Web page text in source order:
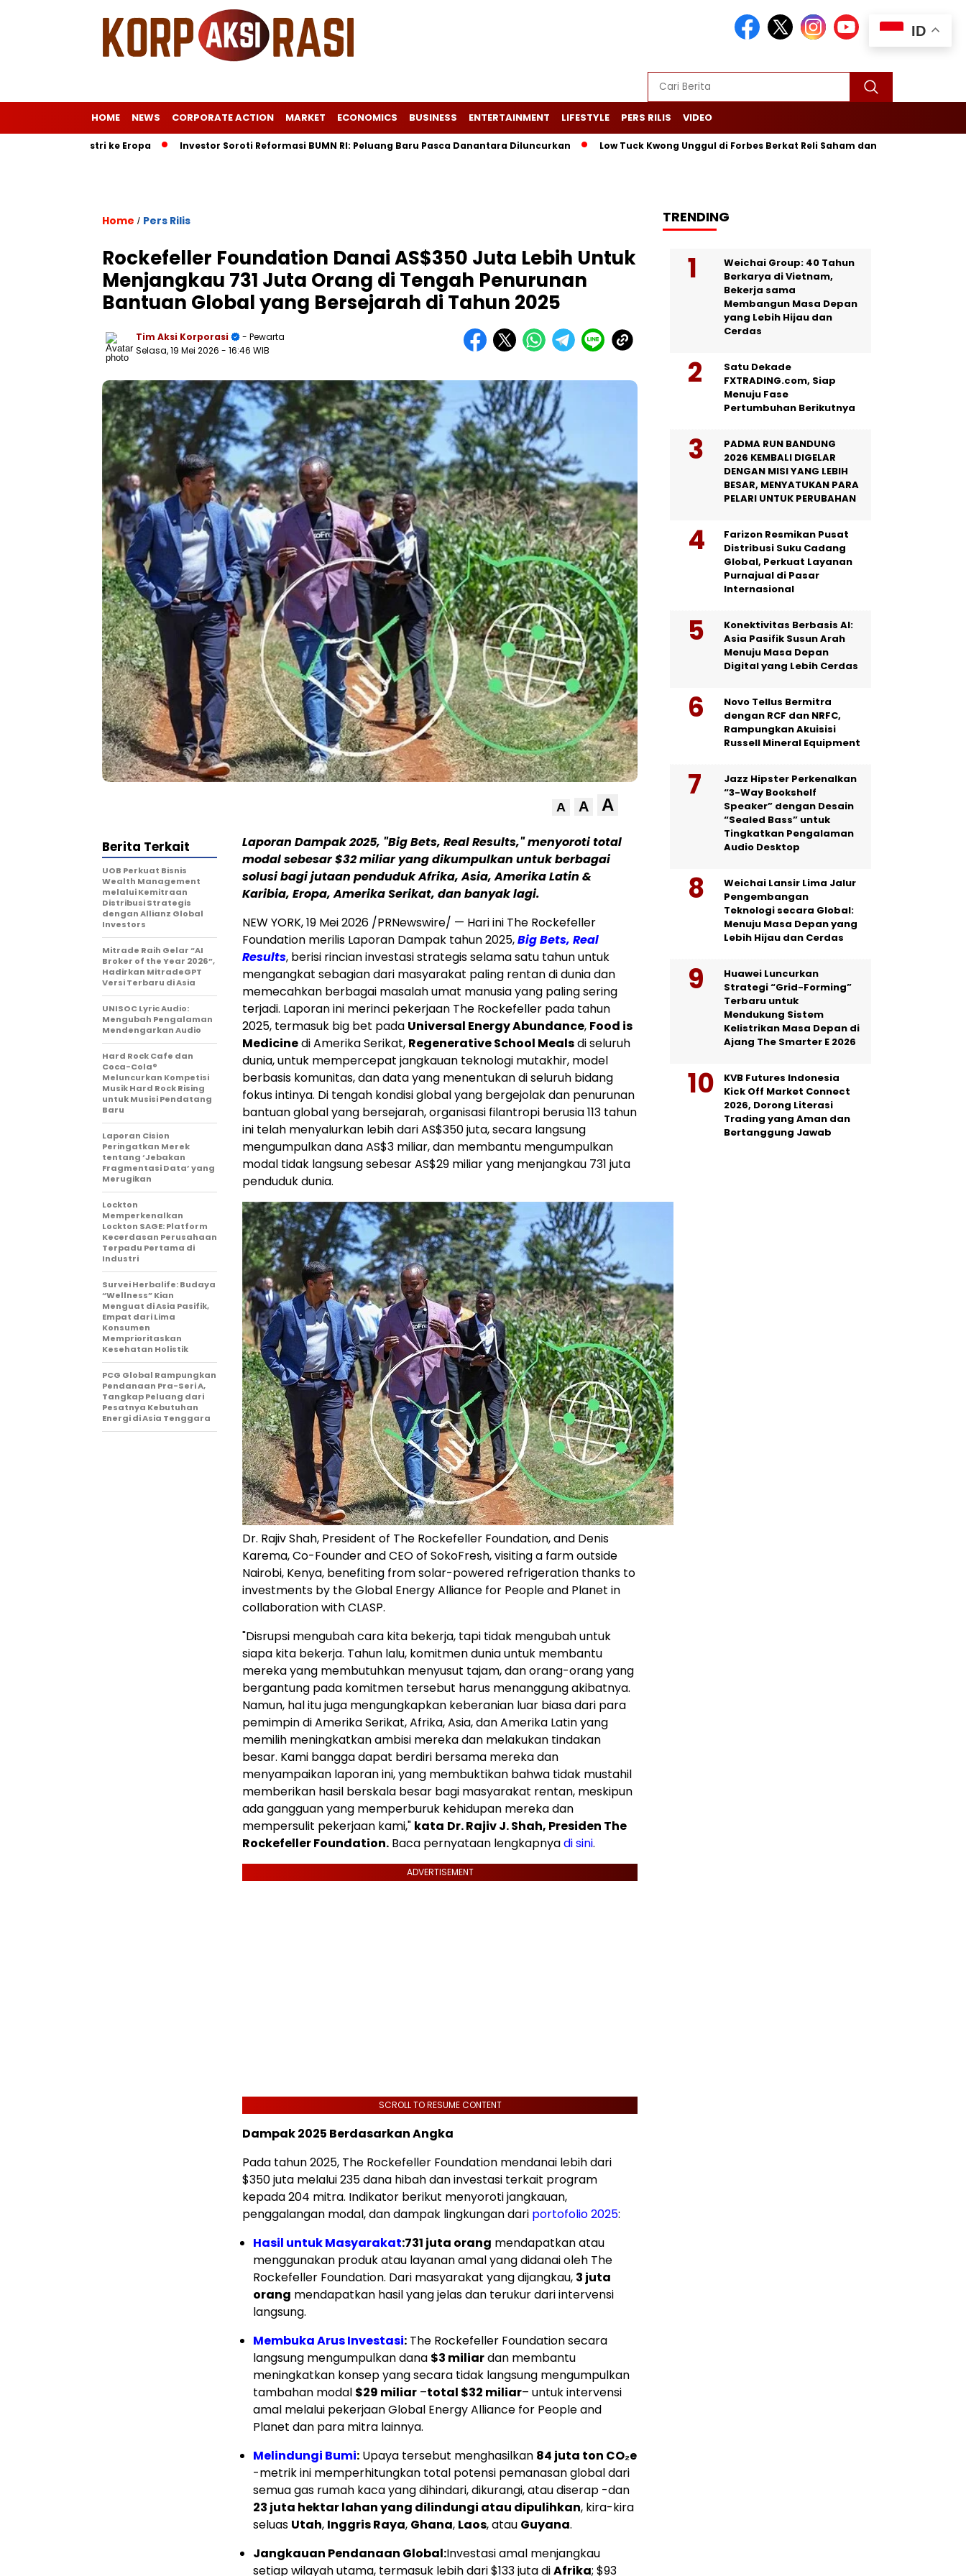
HOME NEWS CORPORATE ACTION MARKET ECONOMICS BUSINESS ENTERTAINMENT LIFESTYLE PERS RILIS VIDEO
Surat Istri ke Eropa Investor Soroti Reformasi BUMN RI: Peluang Baru Pasca Danantara Diluncurkan Low Tuck Kwong Unggul di Forbes Berkat Reli Saham dan Ekspor Batu Bara
Home / Pers Rilis
Rockefeller Foundation Danai AS$350 Juta Lebih Untuk
Menjangkau 731 Juta Orang di Tengah Penurunan
Bantuan Global yang Bersejarah di Tahun 2025
Tim Aksi Korporasi
- Pewarta
Selasa, 19 Mei 2026 - 16:46 WIB
A A A
Laporan Dampak 2025, "Big Bets, Real Results," menyoroti total
modal sebesar $32 miliar yang dikumpulkan untuk berbagai
solusi bagi jutaan penduduk Afrika, Asia, Amerika Latin &
Karibia, Eropa, Amerika Serikat, dan banyak lagi.
NEW YORK,19 Mei 2026 /PRNewswire/ — Hari ini The Rockefeller
Foundation merilis Laporan Dampak tahun 2025,Big Bets, Real
Results, berisi rincian investasi strategis selama satu tahun untuk
mengangkat sebagian dari masyarakat paling rentan di dunia dan
memecahkan berbagai masalah umat manusia yang paling sering
terjadi. Laporan ini merinci pekerjaan The Rockefeller pada tahun
2025, termasuk big bet pada Universal Energy Abundance, Food is
Medicinedi Amerika Serikat, Regenerative School Mealsdi seluruh
dunia, untuk mempercepat jangkauan teknologi mutakhir, model
berbasis komunitas, dan data yang menentukan di seluruh bidang
fokus intinya. Di tengah kondisi global yang bergejolak dan penurunan
bantuan global yang bersejarah, organisasi filantropi berusia 113 tahun
ini telah menyalurkan lebih dari AS$350 juta, secara langsung
mengumpulkan dana AS$3 miliar, dan membantu mengumpulkan
modal tidak langsung sebesar AS$29 miliar yang menjangkau 731 juta
penduduk dunia.
Dr. Rajiv Shah, President of The Rockefeller Foundation, and Denis
Karema, Co-Founder and CEO of SokoFresh, visiting a farm outside
Nairobi, Kenya, benefiting from solar-powered refrigeration thanks to
investments by the Global Energy Alliance for People and Planet in
collaboration with CLASP.
"Disrupsi mengubah cara kita bekerja, tapi tidak mengubah untuk
siapa kita bekerja. Tahun lalu, komitmen dunia untuk membantu
mereka yang membutuhkan menyusut tajam, dan orang-orang yang
bergantung pada komitmen tersebut harus menanggung akibatnya.
Namun, hal itu juga mengungkapkan keberanian luar biasa dari para
pemimpin di Amerika Serikat, Afrika, Asia, dan Amerika Latin yang
memilih meningkatkan ambisi mereka dan melakukan tindakan
besar. Kami bangga dapat berdiri bersama mereka dan
menyampaikan laporan ini, yang membuktikan bahwa tidak mustahil
memberikan hasil berskala besar bagi masyarakat rentan, meskipun
ada gangguan yang memperburuk kehidupan mereka dan
mempersulit pekerjaan kami," kata Dr. Rajiv J. Shah, Presiden The
Rockefeller Foundation. Baca pernyataan lengkapnyadi sini.
ADVERTISEMENT
SCROLL TO RESUME CONTENT
Dampak 2025 Berdasarkan Angka
Pada tahun 2025, The Rockefeller Foundation mendanai lebih dari
$350 juta melalui 235 dana hibah dan investasi terkait program
kepada 204 mitra. Indikator berikut menyoroti jangkauan,
penggalangan modal, dan dampak lingkungan dari portofolio 2025:
Hasil untuk Masyarakat:731 juta orang mendapatkan atau
menggunakan produk atau layanan amal yang didanai oleh The
Rockefeller Foundation. Dari masyarakat yang dijangkau, 3 juta
orang mendapatkan hasil yang jelas dan terukur dari intervensi
langsung.
Membuka Arus Investasi: The Rockefeller Foundation secara
langsung mengumpulkan dana $3 miliardan membantu
meningkatkan konsep yang secara tidak langsung mengumpulkan
tambahan modal $29 miliar –total $32 miliar– untuk intervensi
amal melalui pekerjaan Global Energy Alliance for People and
Planet dan para mitra lainnya.
Melindungi Bumi: Upaya tersebut menghasilkan 84 juta ton CO₂e
-metrik ini memperhitungkan total potensi pemanasan global dari
semua gas rumah kaca yang dihindari, dikurangi, atau diserap -dan
23 juta hektar lahan yang dilindungi atau dipulihkan, kira-kira
seluas Utah, Inggris Raya, Ghana, Laos, atau Guyana.
Jangkauan Pendanaan Global:Investasi amal menjangkau
setiap wilayah utama, termasuk lebih dari $133 juta diAfrika; $93
Berita Terkait
UOB Perkuat Bisnis
Wealth Management
melalui Kemitraan
Distribusi Strategis
dengan Allianz Global
Investors
Mitrade Raih Gelar “AI
Broker of the Year 2026”,
Hadirkan MitradeGPT
Versi Terbaru di Asia
UNISOC Lyric Audio:
Mengubah Pengalaman
Mendengarkan Audio
Hard Rock Cafe dan
Coca-Cola®
Meluncurkan Kompetisi
Musik Hard Rock Rising
untuk Musisi Pendatang
Baru
Laporan Cision
Peringatkan Merek
tentang ‘Jebakan
Fragmentasi Data’ yang
Merugikan
Lockton
Memperkenalkan
Lockton SAGE: Platform
Kecerdasan Perusahaan
Terpadu Pertama di
Industri
Survei Herbalife: Budaya
“Wellness” Kian
Menguat di Asia Pasifik,
Empat dari Lima
Konsumen
Memprioritaskan
Kesehatan Holistik
PCG Global Rampungkan
Pendanaan Pra-Seri A,
Tangkap Peluang dari
Pesatnya Kebutuhan
Energi di Asia Tenggara
TRENDING
Weichai Group: 40 Tahun
Berkarya di Vietnam,
Bekerja sama
Membangun Masa Depan
yang Lebih Hijau dan
Cerdas
Satu Dekade
FXTRADING.com, Siap
Menuju Fase
Pertumbuhan Berikutnya
PADMA RUN BANDUNG
2026 KEMBALI DIGELAR
DENGAN MISI YANG LEBIH
BESAR, MENYATUKAN PARA
PELARI UNTUK PERUBAHAN
Farizon Resmikan Pusat
Distribusi Suku Cadang
Global, Perkuat Layanan
Purnajual di Pasar
Internasional
Konektivitas Berbasis AI:
Asia Pasifik Susun Arah
Menuju Masa Depan
Digital yang Lebih Cerdas
Novo Tellus Bermitra
dengan RCF dan NRFC,
Rampungkan Akuisisi
Russell Mineral Equipment
Jazz Hipster Perkenalkan
“3-Way Bookshelf
Speaker” dengan Desain
“Sealed Bass” untuk
Tingkatkan Pengalaman
Audio Desktop
Weichai Lansir Lima Jalur
Pengembangan
Teknologi secara Global:
Menuju Masa Depan yang
Lebih Hijau dan Cerdas
Huawei Luncurkan
Strategi “Grid-Forming”
Terbaru untuk
Mendukung Sistem
Kelistrikan Masa Depan di
Ajang The Smarter E 2026
KVB Futures Indonesia
Kick Off Market Connect
2026, Dorong Literasi
Trading yang Aman dan
Bertanggung Jawab
ID